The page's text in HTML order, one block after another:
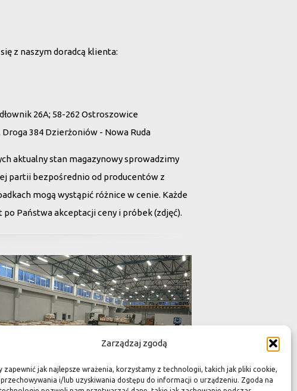
Zarządzaj zgodą
zapewnić jak najlepsze wrażenia, korzystamy z technologii, takich jak pliki cookie,
i/lub uzyskiwania dostępu do informacji o urządzeniu. Zgoda na
z naszym doradcą klienta:
26A; 58-262 Ostroszowice
Droga 384 Dzierżoniów - Nowa Ruda
aktualny stan magazynowy sprowadzimy
partii bezpośrednio od producentów z
mogą wystąpić różnice w cenie. Każde
Państwa akceptacji ceny i próbek (zdjęć).